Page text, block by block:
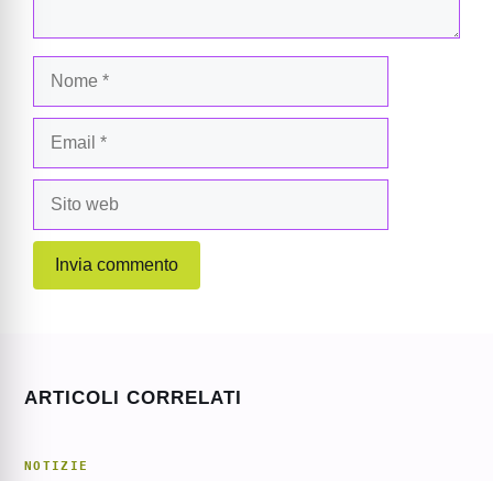
web
ARTICOLI CORRELATI
NOTIZIE